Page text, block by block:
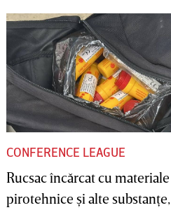
CONFERENCE LEAGUE
Rucsac încărcat cu materiale
pirotehnice şi alte substanţe,